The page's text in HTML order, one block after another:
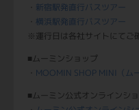
新宿駅発直行バスツアー
横浜駅発直行バスツアー
※運行日は各社サイトにてご
■ムーミンショップ
MOOMIN SHOP MINI（ム
■ムーミン公式オンラインシ